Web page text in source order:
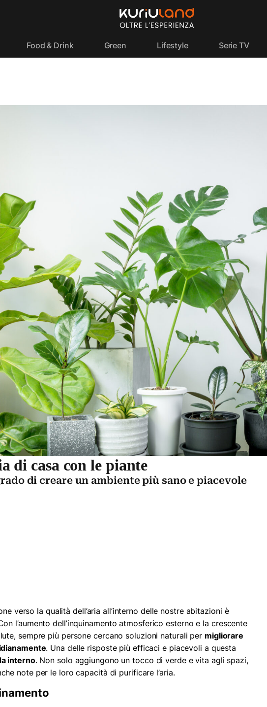
Food & Drink Green Lifestyle Serie TV
di casa con le piante
di creare un ambiente più sano e piacevole
verso la qualità dell’aria all’interno delle nostre abitazioni è
l’aumento dell’inquinamento atmosferico esterno e la crescente
sempre più persone cercano soluzioni naturali per migliorare
. Una delle risposte più efficaci e piacevoli a questa
interno. Non solo aggiungono un tocco di verde e vita agli spazi,
note per le loro capacità di purificare l’aria.